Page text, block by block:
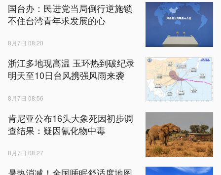
国台办：民进党当局倒行逆施锁
不住台湾青年求发展的心
8月7日 08:20
浙江多地现高温 玉环热到破纪录
明天至10日台风携强风雨来袭
8月7日 08:56
肯尼亚公布16头大象死因初步调
查结果：疑因氰化物中毒
8月7日 08:27